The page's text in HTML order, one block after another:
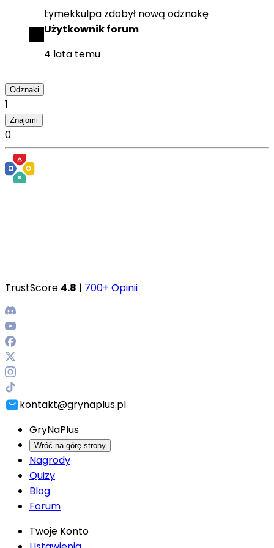
tymekkulpa zdobył nową odznakę
Użytkownik forum
4 lata temu
Odznaki
1
Znajomi
0
TrustScore 4.8 | 700+ Opinii
kontakt@grynaplus.pl
GryNaPlus
Wróć na górę strony
Nagrody
Quizy
Blog
Forum
Twoje Konto